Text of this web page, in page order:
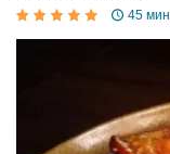
45 мин.